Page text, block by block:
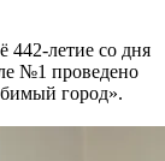
442-летие со дня
№1 проведено
город».